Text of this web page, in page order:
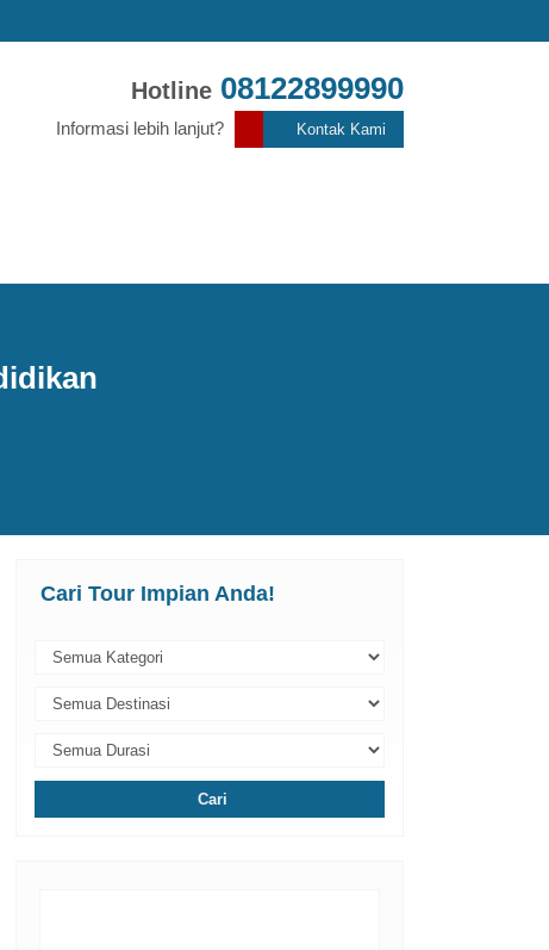
Hotline 08122899990
Informasi lebih lanjut? Kontak Kami
Cari Tour Impian Anda!
Cari